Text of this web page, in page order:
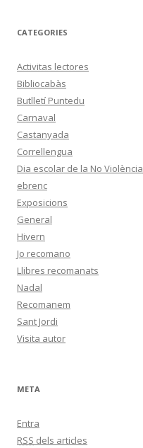
CATEGORIES
Activitas lectores
Bibliocabàs
Butlletí Puntedu
Carnaval
Castanyada
Correllengua
Dia escolar de la No Violència
ebrenc
Exposicions
General
Hivern
Jo recomano
Llibres recomanats
Nadal
Recomanem
Sant Jordi
Visita autor
META
Entra
RSS dels articles